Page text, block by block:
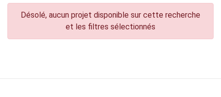
Désolé, aucun projet disponible sur cette recherche
et les filtres sélectionnés